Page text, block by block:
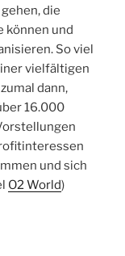
die
können und
So viel
vielfältigen
dann,
16.000
und sich
O2 World)